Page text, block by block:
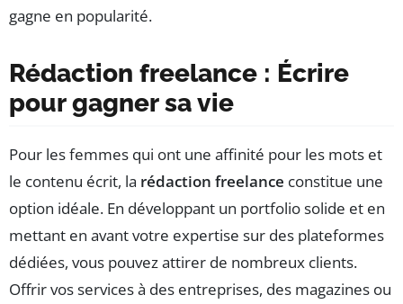
gagne en popularité.
Rédaction freelance : Écrire
pour gagner sa vie
Pour les femmes qui ont une affinité pour les mots et
le contenu écrit, la rédaction freelance constitue une
option idéale. En développant un portfolio solide et en
mettant en avant votre expertise sur des plateformes
dédiées, vous pouvez attirer de nombreux clients.
Offrir vos services à des entreprises, des magazines ou